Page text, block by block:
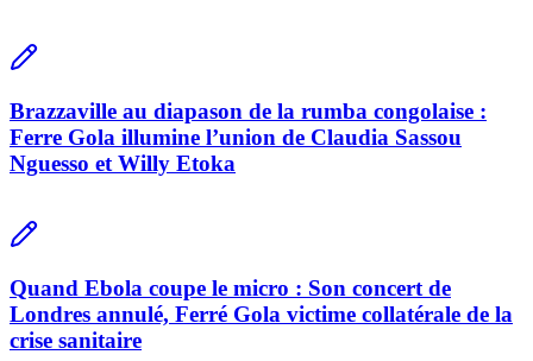
Brazzaville au diapason de la rumba congolaise :
Ferre Gola illumine l’union de Claudia Sassou
Nguesso et Willy Etoka
Quand Ebola coupe le micro : Son concert de
Londres annulé, Ferré Gola victime collatérale de la
crise sanitaire